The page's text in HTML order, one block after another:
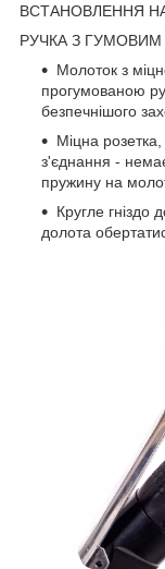
ВСТАНОВЛЕННЯ
РУЧКА З
Молоток з
прогумованою
безпечнішого
Міцна
з'єднання -
пружину на
Кругле гніздо
долота